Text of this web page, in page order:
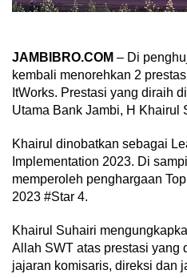
JAMBIBRO.COM – Di
kembali menorehkan 2
ItWorks. Prestasi yang diraih
Utama Bank Jambi, H Khairul
Khairul dinobatkan sebagai
Implementation 2023. Di
memperoleh penghargaan
2023 #Star 4.
Khairul Suhairi
Allah SWT atas prestasi yang
jajaran komisaris, direksi dan